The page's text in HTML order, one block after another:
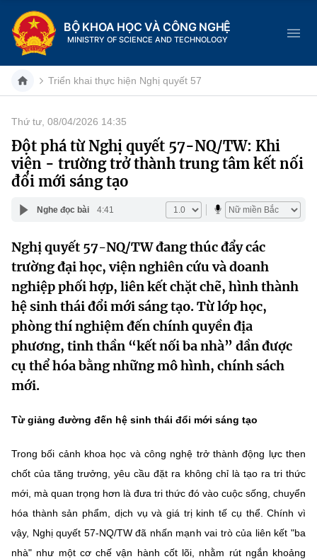
BỘ KHOA HỌC VÀ CÔNG NGHỆ
MINISTRY OF SCIENCE AND TECHNOLOGY
Danh mục
Trang chủ
Cơ cấu tổ chức
Lịch sử phát triển
Sở Khoa học và Công nghệ
Khoa học và Công nghệ
Đổi mới sáng tạo
Chuyển đổi số
Bưu chính, Viễn thông
Năng lượng nguyên tử
Tin tổng hợp
Dịch vụ công
Hệ thống văn bản
Văn bản QPPL
Văn bản chỉ đạo điều hành
MST IOFFICE
THỐNG KÊ
Chuyển đổi số
Bưu chính, Viễn thông
Sở hữu trí tuệ
THƯ ĐIỆN TỬ
Khác
Videos
Infographic
Ảnh
Triển khai thực hiện Nghị quyết 57
Thứ tư, 08/04/2026 14:35
Đột phá từ Nghị quyết 57-NQ/TW: Khi
viện - trường trở thành trung tâm kết nối
đổi mới sáng tạo
Nghe đọc bài 4:41
Nghị quyết 57-NQ/TW đang thúc đẩy các
trường đại học, viện nghiên cứu và doanh
nghiệp phối hợp, liên kết chặt chẽ, hình thành
hệ sinh thái đổi mới sáng tạo. Từ lớp học,
phòng thí nghiệm đến chính quyền địa
phương, tinh thần “kết nối ba nhà” dần được
cụ thể hóa bằng những mô hình, chính sách
mới.
Từ giảng đường đến hệ sinh thái đổi mới sáng tạo
Trong bối cảnh khoa học và công nghệ trở thành động lực then
chốt của tăng trưởng, yêu cầu đặt ra không chỉ là tạo ra tri thức
mới, mà quan trọng hơn là đưa tri thức đó vào cuộc sống, chuyển
hóa thành sản phẩm, dịch vụ và giá trị kinh tế cụ thể. Chính vì
vậy, Nghị quyết 57-NQ/TW đã nhấn mạnh vai trò của liên kết "ba
nhà" như một cơ chế vận hành cốt lõi, nhằm rút ngắn khoảng